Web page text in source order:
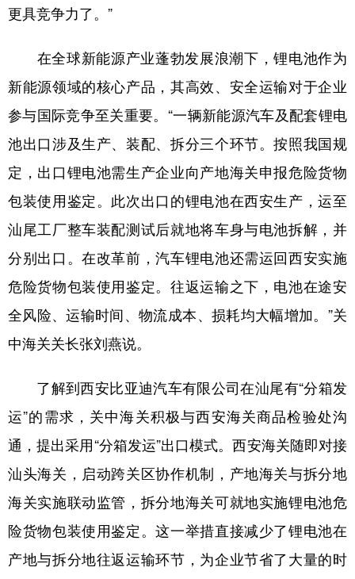
更具竞争力了。”
在全球新能源产业蓬勃发展浪潮下，锂电池作为
新能源领域的核心产品，其高效、安全运输对于企业
参与国际竞争至关重要。“一辆新能源汽车及配套锂电
池出口涉及生产、装配、拆分三个环节。按照我国规
定，出口锂电池需生产企业向产地海关申报危险货物
包装使用鉴定。此次出口的锂电池在西安生产，运至
汕尾工厂整车装配测试后就地将车身与电池拆解，并
分别出口。在改革前，汽车锂电池还需运回西安实施
危险货物包装使用鉴定。往返运输之下，电池在途安
全风险、运输时间、物流成本、损耗均大幅增加。”关
中海关关长张刘燕说。
了解到西安比亚迪汽车有限公司在汕尾有“分箱发
运”的需求，关中海关积极与西安海关商品检验处沟
通，提出采用“分箱发运”出口模式。西安海关随即对接
汕头海关，启动跨关区协作机制，产地海关与拆分地
海关实施联动监管，拆分地海关可就地实施锂电池危
险货物包装使用鉴定。这一举措直接减少了锂电池在
产地与拆分地往返运输环节，为企业节省了大量的时